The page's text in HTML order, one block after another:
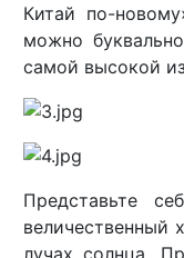
Китай по-
можно
самой высокой
Представьте
величественный
лучах солнца.